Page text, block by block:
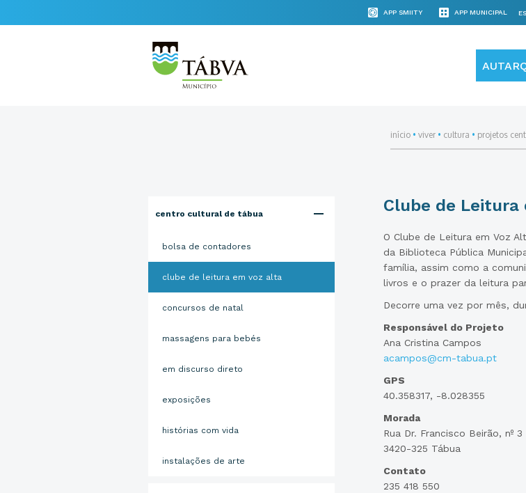
APP SMIITY APP MUNICIPAL
centro cultural de tábua
bolsa de contadores
clube de leitura em voz alta
concursos de natal
massagens para bebés
em discurso direto
exposições
histórias com vida
instalações de arte
início•viver• cultura • projetos
Clube de Leitura
O Clube de Leitura em Voz
da Biblioteca Pública
família, assim como a
livros e o prazer da leitura
Decorre uma vez por mês,
Responsável do Projeto
Ana Cristina Campos
acampos@cm-tabua.pt
GPS
40.358317, -8.028355
Morada
Rua Dr. Francisco Beirão, nº 3
3420-325 Tábua
Contato
235 418 550